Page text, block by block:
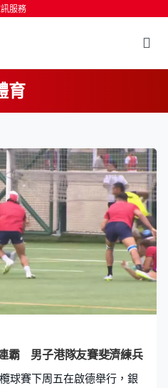
服務
育
鍵開始搜尋
霸 男子港隊友賽斐濟練兵
球賽下周五在啟德舉行，銀